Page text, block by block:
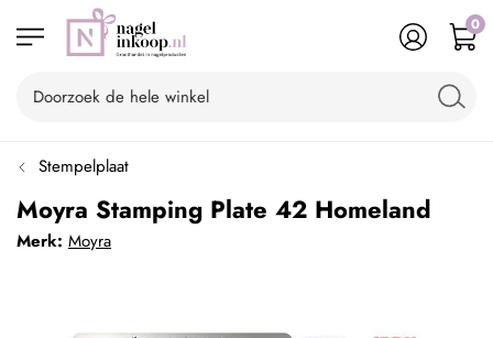
0
Stempelplaat
Moyra Stamping Plate 42 Homeland
Merk: Moyra